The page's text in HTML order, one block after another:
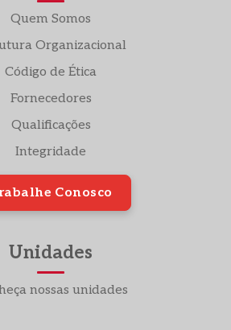
Quem Somos
Organizacional
Código de Ética
Fornecedores
Qualificações
Integridade
Conosco
Unidades
nossas unidades